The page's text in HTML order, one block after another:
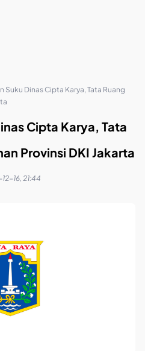
Suku Dinas Cipta Karya, Tata Ruang
Cipta Karya, Tata
Provinsi DKI Jakarta
16, 21:44